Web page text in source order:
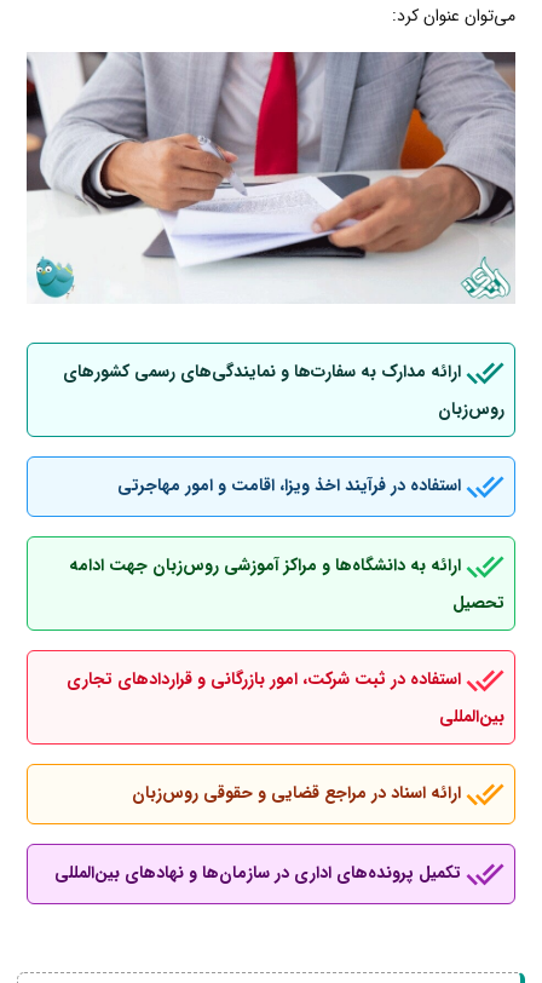
می‌توان عنوان کرد:
ارائه مدارک به سفارت‌ها و نمایندگی‌های رسمی کشورهای
روس‌زبان
استفاده در فرآیند اخذ ویزا، اقامت و امور مهاجرتی
ارائه به دانشگاه‌ها و مراکز آموزشی روس‌زبان جهت ادامه
تحصیل
استفاده در ثبت شرکت، امور بازرگانی و قراردادهای تجاری
بین‌المللی
ارائه اسناد در مراجع قضایی و حقوقی روس‌زبان
تکمیل پرونده‌های اداری در سازمان‌ها و نهادهای بین‌المللی